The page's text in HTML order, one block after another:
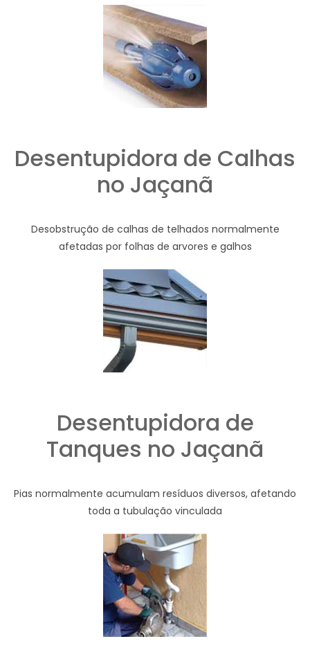
Desentupidora de Calhas
no Jaçanã
Desobstrução de calhas de telhados normalmente
afetadas por folhas de arvores e galhos
Desentupidora de
Tanques no Jaçanã
Pias normalmente acumulam resíduos diversos, afetando
toda a tubulação vinculada